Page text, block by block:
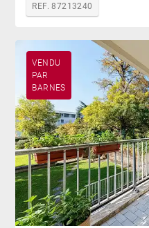
REF. 87213240
VENDU
PAR
BARNES